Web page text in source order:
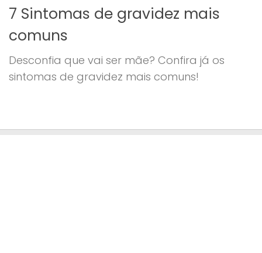
7 Sintomas de gravidez mais
comuns
Desconfia que vai ser mãe? Confira já os
sintomas de gravidez mais comuns!